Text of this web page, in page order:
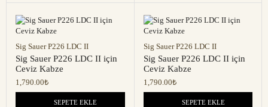
Sig Sauer P226 LDC II
Sig Sauer P226 LDC II için
Ceviz Kabze
1,790.00₺
SEPETE EKLE
Sig Sauer P226 LDC II
Sig Sauer P226 LDC II için
Ceviz Kabze
1,790.00₺
SEPETE EKLE